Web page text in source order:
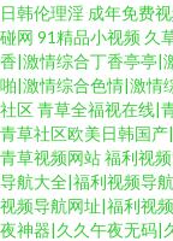
日韩伦理淫 成年免费
碰网 91精品小视频 久
香|激情综合丁香亭亭|
啪|激情综合色情|激情
社区青草全福视在线|
青草社区欧美日韩国
青草视频网站福利视
导航大全|福利视频导
视频导航网址|福利视
夜神器|久久午夜无码|